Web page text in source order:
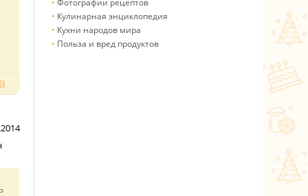
Фотографии рецептов
Кулинарная энциклопедия
Кухни народов мира
Польза и вред продуктов